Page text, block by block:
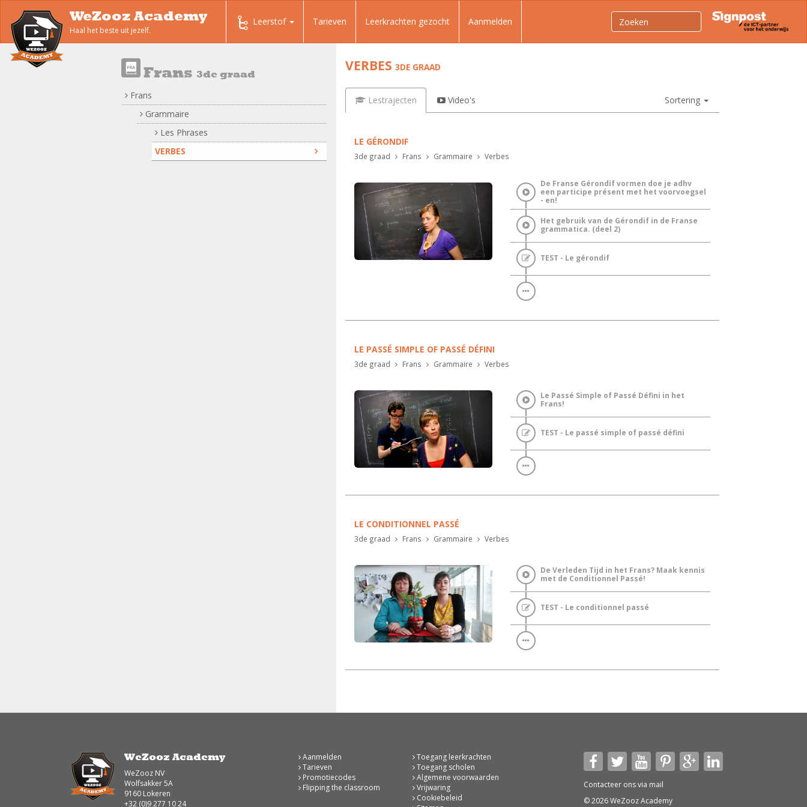
WeZooz Academy
Haal het beste uit jezelf.
Leerstof Tarieven Leerkrachten gezocht Aanmelden
Frans 3de graad
Frans
Grammaire
Les Phrases
VERBES
VERBES 3DE GRAAD
Lestrajecten Video's Sortering
LE GÉRONDIF
3de graad Frans Grammaire Verbes
De Franse Gérondif vormen doe je adhv
een participe présent met het voorvoegsel
- en!
Het gebruik van de Gérondif in de Franse
grammatica. (deel 2)
TEST - Le gérondif
LE PASSÉ SIMPLE OF PASSÉ DÉFINI
3de graad Frans Grammaire Verbes
Le Passé Simple of Passé Défini in het
Frans!
TEST - Le passé simple of passé défini
LE CONDITIONNEL PASSÉ
3de graad Frans Grammaire Verbes
De Verleden Tijd in het Frans? Maak kennis
met de Conditionnel Passé!
TEST - Le conditionnel passé
WeZooz Academy
WeZooz NV
Wolfsakker 5A
9160 Lokeren
+32 (0)9 277 10 24
Aanmelden
Tarieven
Promotiecodes
Flipping the classroom
Toegang leerkrachten
Toegang scholen
Algemene voorwaarden
Vrijwaring
Cookiebeleid
Contacteer ons via mail
© 2026 WeZooz Academy